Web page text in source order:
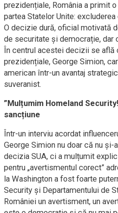
prezidențiale, România a primit
partea Statelor Unite:
O decizie dură, oficial motivată
de securitate și democrație, dar
În centrul acestei decizii se află
prezidențiale, George Simion,
american într-un avantaj
suveranist.
”Mulțumim Homeland
sancțiune
Într-un interviu acordat
George Simion nu doar că nu și-
decizia SUA, ci a mulțumit
pentru „avertismentul corect”
la Washington a fost foarte
Security și Departamentului de
României un avertisment, un